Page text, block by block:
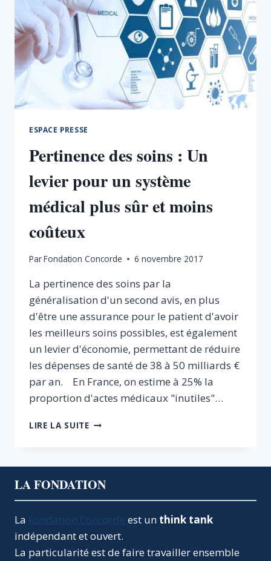
ESPACE PRESSE
Pertinence des soins : Un
levier pour un système
médical plus sûr et moins
coûteux
ParFondation Concorde 6 novembre 2017
La pertinence des soins par la
généralisation d'un second avis, en plus
d'être une assurance pour le patient d'avoir
les meilleurs soins possibles, est également
un levier d'économie, permettant de réduire
les dépenses de santé de 38 à 50 milliards €
par an. En France, on estime à 25% la
proportion d'actes médicaux "inutiles"…
LIRE LA SUITEPERTINENCE
LEVIER
POUR
SYSTÈME
MÉDICAL
PLUS
LA FONDATION
La Fondation Concorde est un think tank
indépendant et ouvert.
La particularité est de faire travailler ensemble